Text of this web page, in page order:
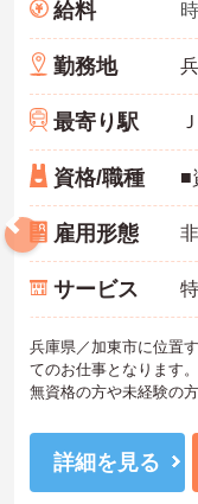
給料
勤務地
最寄り駅
資格/職種 ■
雇用形態
サービス
兵庫県／加東市に位置
てのお仕事となります。
無資格の方や未経験の
通勤可能となっており
りません！
ご興味ある方は面接ポ
詳細を見る